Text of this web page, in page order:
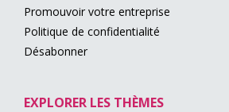
Promouvoir votre entreprise
Politique de confidentialité
Désabonner
EXPLORER LES THÈMES